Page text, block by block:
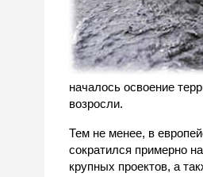
началось освоение
возросли.
Тем не менее, в
сократился примерно
крупных проектов, а